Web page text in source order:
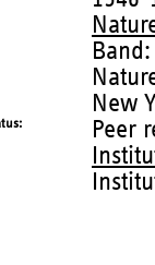
New
Peer